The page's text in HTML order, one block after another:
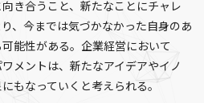
き合うこと、新たなことにチャレ
、今までは気づかなかった自身のあ
能性がある。企業経営において
メントは、新たなアイデアやイノ
もなっていくと考えられる。